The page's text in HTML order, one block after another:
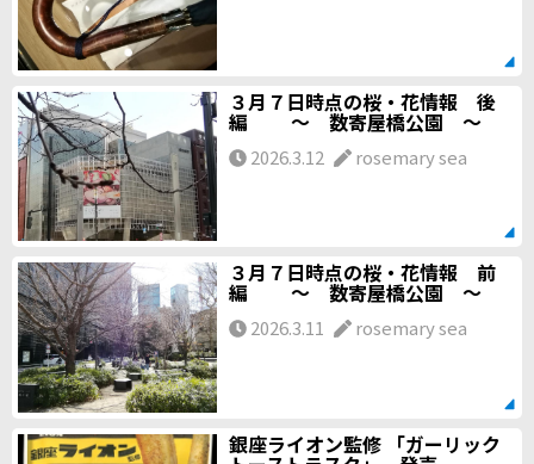
３月７日時点の桜・花情報 後
編 ～ 数寄屋橋公園 ～
2026.3.12 rosemary sea
３月７日時点の桜・花情報 前
編 ～ 数寄屋橋公園 ～
2026.3.11 rosemary sea
銀座ライオン監修 「ガーリック